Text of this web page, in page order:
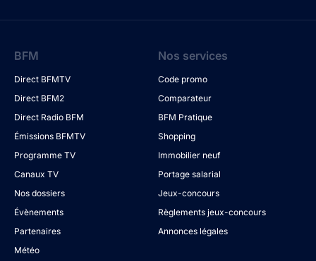
BFM
Direct BFMTV
Direct BFM2
Direct Radio BFM
Émissions BFMTV
Programme TV
Canaux TV
Nos dossiers
Évènements
Partenaires
Météo
Nos services
Code promo
Comparateur
BFM Pratique
Shopping
Immobilier neuf
Portage salarial
Jeux-concours
Règlements jeux-concours
Annonces légales